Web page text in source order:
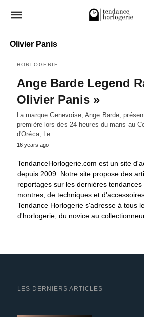
Olivier Panis
HORLOGERIE
Ange Barde Legend
Olivier Panis »
La marque Genevoise, Ange Barde,
première lors des 24 heures du mans au
d'Oréca, Le…
16 years ago
TendanceHorlogerie.com est un site
depuis 2009. Notre site propose des
reportages sur les dernières tendances
montres, de techniques et
Tendance Horlogerie s'adresse à tous
d'horlogerie, du novice au
LES DERNIERS ARTICLES